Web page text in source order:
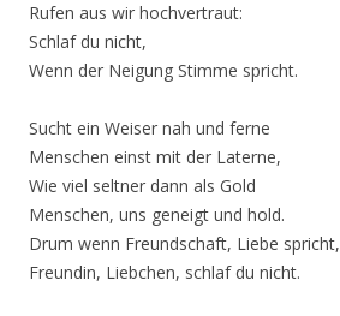
Rufen aus wir hochvertraut:
Schlaf du nicht,
Wenn der Neigung Stimme spricht.
Sucht ein Weiser nah und ferne
Menschen einst mit der Laterne,
Wie viel seltner dann als Gold
Menschen, uns geneigt und hold.
Drum wenn Freundschaft, Liebe spricht,
Freundin, Liebchen, schlaf du nicht.